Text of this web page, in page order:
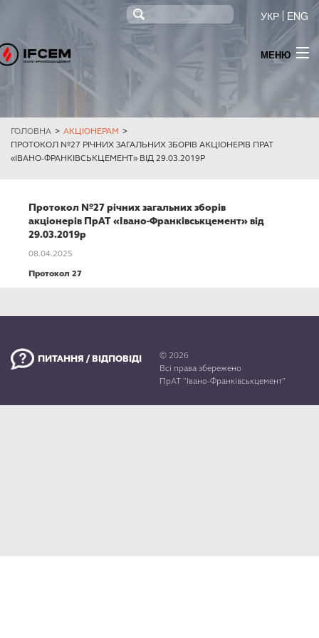
УКР ENG
МЕНЮ
ПРО КОМПАНІЮ
ПРОДУКЦІЯ
ІНФОРМАЦІЯ ДЛЯ АКЦІОНЕРІВ ТА СТЕЙКХОЛДЕРІВ
ГОЛОВНА > АКЦІОНЕРАМ >
ПРОТОКОЛ №27 РІЧНИХ ЗАГАЛЬНИХ ЗБОРІВ АКЦІОНЕРІВ ПРАТ
«ІВАНО-ФРАНКІВСЬКЦЕМЕНТ» ВІД 29.03.2019Р
Протокол №27 річних загальних зборів
акціонерів ПрАТ «Івано-Франківськцемент» від
29.03.2019р
08.04.2025
Протокол 27
ПИТАННЯ / ВІДПОВІДІ
© 2026
Всі права збережено
ПрАТ "Івано-Франківськцемент"